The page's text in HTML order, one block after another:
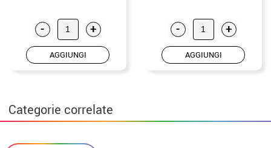
- +
AGGIUNGI
- +
AGGIUNGI
Categorie correlate